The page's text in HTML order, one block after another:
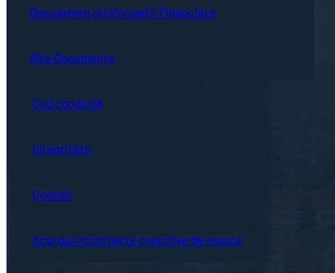
Guvernanță corporativă
Bistrița turistică
Evenimente locale
Hartă oraș
Ședințe online
Documente ședință
Hotărârile Consiliului Local
Concursuri
Proceduri de sistem
Cod conduită
Integritate
Comisii
Acorduri/contracte colective de muncă
Documente și Informații Financiare
Alte Documente